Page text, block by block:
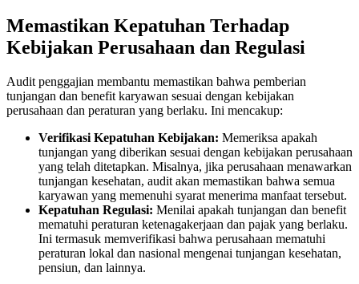
Memastikan Kepatuhan Terhadap
Kebijakan Perusahaan dan Regulasi
Audit penggajian membantu memastikan bahwa pemberian
tunjangan dan benefit karyawan sesuai dengan kebijakan
perusahaan dan peraturan yang berlaku. Ini mencakup:
Verifikasi Kepatuhan Kebijakan: Memeriksa apakah
tunjangan yang diberikan sesuai dengan kebijakan perusahaan
yang telah ditetapkan. Misalnya, jika perusahaan menawarkan
tunjangan kesehatan, audit akan memastikan bahwa semua
karyawan yang memenuhi syarat menerima manfaat tersebut.
Kepatuhan Regulasi: Menilai apakah tunjangan dan benefit
mematuhi peraturan ketenagakerjaan dan pajak yang berlaku.
Ini termasuk memverifikasi bahwa perusahaan mematuhi
peraturan lokal dan nasional mengenai tunjangan kesehatan,
pensiun, dan lainnya.